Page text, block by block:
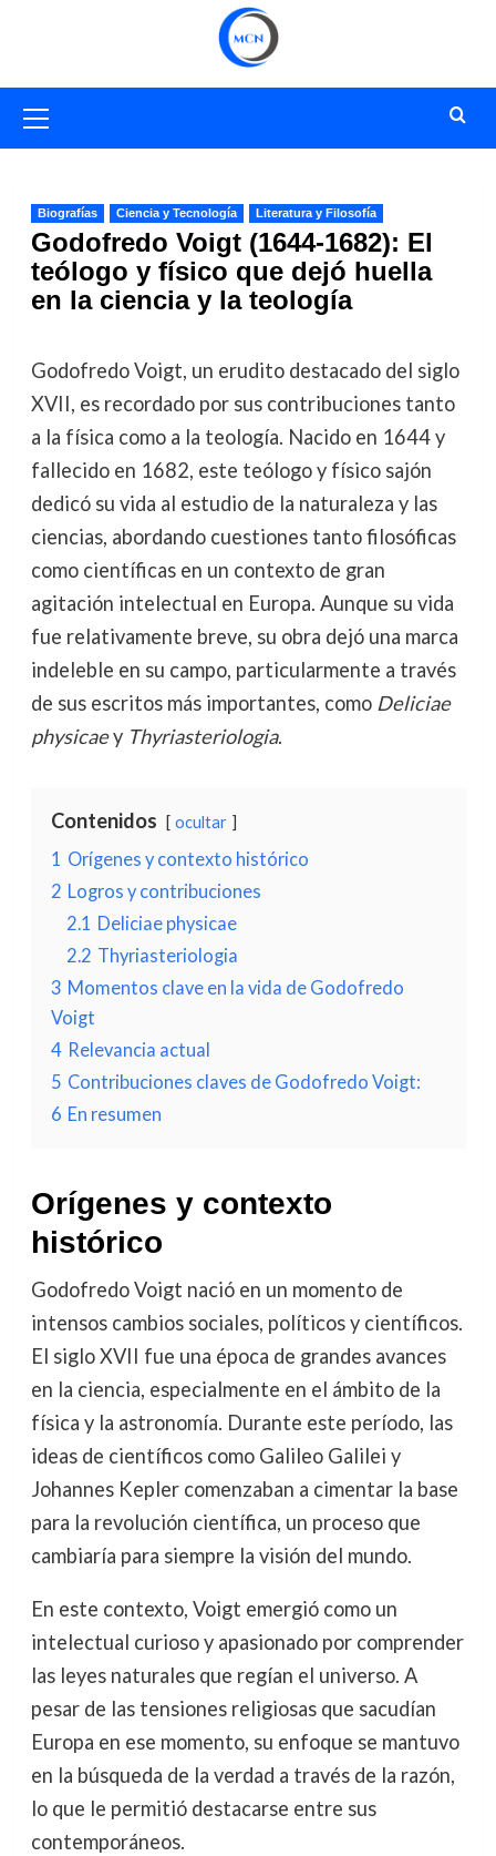
primario
Biografías Ciencia y Tecnología Literatura y Filosofía
Godofredo Voigt (1644-1682): El
teólogo y físico que dejó huella
en la ciencia y la teología
Godofredo Voigt, un erudito destacado del siglo
XVII, es recordado por sus contribuciones tanto
a la física como a la teología. Nacido en 1644 y
fallecido en 1682, este teólogo y físico sajón
dedicó su vida al estudio de la naturaleza y las
ciencias, abordando cuestiones tanto filosóficas
como científicas en un contexto de gran
agitación intelectual en Europa. Aunque su vida
fue relativamente breve, su obra dejó una marca
indeleble en su campo, particularmente a través
de sus escritos más importantes, como Deliciae
physicaey Thyriasteriologia.
Contenidos ocultar
1 Orígenes y contexto histórico
2 Logros y contribuciones
2.1 Deliciae physicae
2.2 Thyriasteriologia
3 Momentos clave en la vida de Godofredo
Voigt
4 Relevancia actual
5 Contribuciones claves de Godofredo Voigt:
6 En resumen
Orígenes y contexto
histórico
Godofredo Voigt nació en un momento de
intensos cambios sociales, políticos y científicos.
El siglo XVII fue una época de grandes avances
en la ciencia, especialmente en el ámbito de la
física y la astronomía. Durante este período, las
ideas de científicos como Galileo Galilei y
Johannes Kepler comenzaban a cimentar la base
para la revolución científica, un proceso que
cambiaría para siempre la visión del mundo.
En este contexto, Voigt emergió como un
intelectual curioso y apasionado por comprender
las leyes naturales que regían el universo. A
pesar de las tensiones religiosas que sacudían
Europa en ese momento, su enfoque se mantuvo
en la búsqueda de la verdad a través de la razón,
lo que le permitió destacarse entre sus
contemporáneos.